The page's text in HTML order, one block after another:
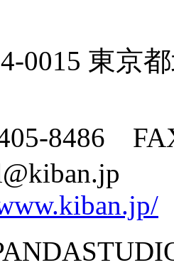
0015 東京
8486